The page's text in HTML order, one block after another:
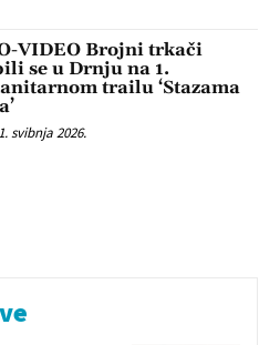
VIDEO Brojni trkači
se u Drnju na 1.
trailu ‘Stazama
svibnja 2026.